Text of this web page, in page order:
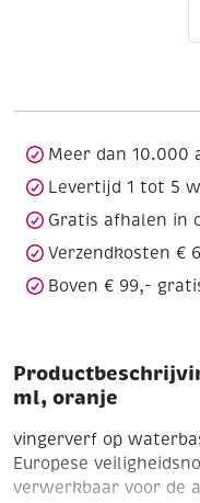
Meer dan 10.000
Levertijd 1 tot 5
Gratis afhalen in
Verzendkosten €
Boven € 99,-
ml, oranje
vingerverf op
Europese
verwerkbaar voor de